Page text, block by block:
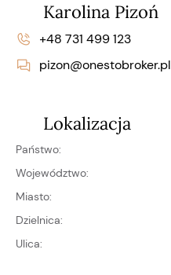
Karolina Pizoń
+48 731 499 123
pizon@onestobroker.pl
Lokalizacja
Państwo:
Województwo:
Miasto:
Dzielnica:
Ulica: